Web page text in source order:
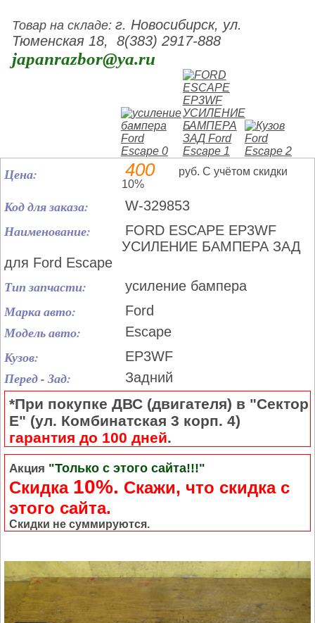
Товар на складе:г. Новосибирск, ул.
Тюменская 18, 8(383) 2917-888
japanrazbor@ya.ru
Цена: 400
руб. С учётом скидки
10%
Код для заказа: W-329853
Наименование:
FORD ESCAPE EP3WF
УСИЛЕНИЕ БАМПЕРА ЗАД
для Ford Escape
Тип запчасти: усиление бампера
Марка авто: Ford
Модель авто: Escape
Кузов: EP3WF
Перед - Зад: Задний
*При покупке ДВС (двигателя) в "Сектор
Е" (ул. Комбинатская 3 корп. 4)
гарантия до 100 дней.
Акция "Только с этого сайта!!!"
Скидка 10%. Cкажи, что скидка с
этого сайта.
Скидки не суммируются.